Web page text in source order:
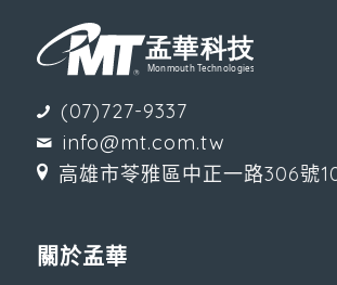
(07)727-9337
info@mt.com.tw
高雄市苓雅區中正一路306號
關於孟華